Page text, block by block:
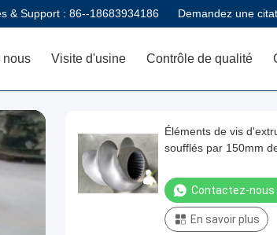
& Support : 86--18683934186 Demandez une
nous Visite d'usine Contrôle de qualité
Éléments de vis
soufflés par 150mm
Contactez-
En savoir plus